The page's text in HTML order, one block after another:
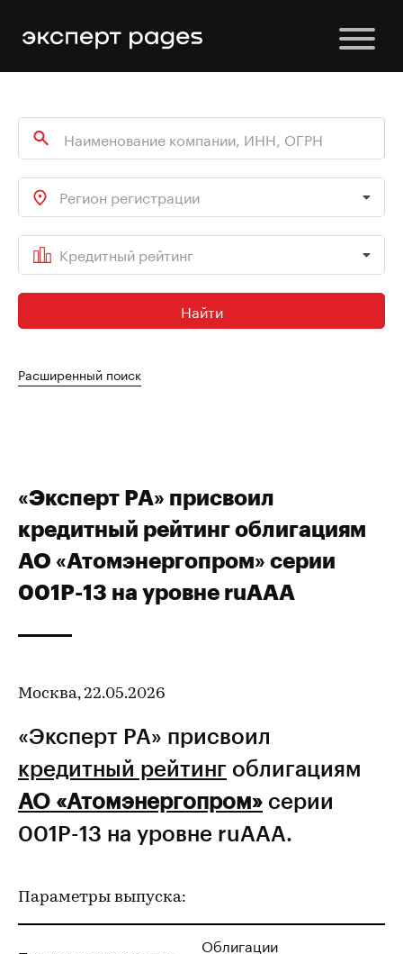
Регион регистрации
Кредитный рейтинг
Найти
Расширенный поиск
«Эксперт РА» присвоил
кредитный рейтинг облигациям
АО «Атомэнергопром» серии
001Р-13 на уровне ruAAA
Москва, 22.05.2026
«Эксперт РА» присвоил
кредитный рейтинг облигациям
АО «Атомэнергопром» серии
001Р-13 на уровне ruAAA.
Параметры выпуска:
Облигации